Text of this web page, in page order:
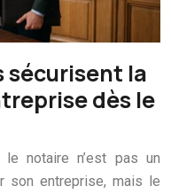
sécurisent la
dès le
notaire n’est pas un
son entreprise, mais le